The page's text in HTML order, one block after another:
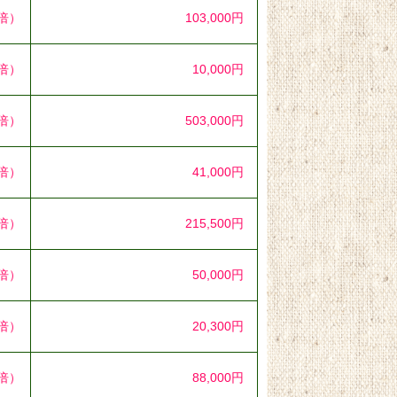
） 103,000円
） 10,000円
） 503,000円
） 41,000円
） 215,500円
） 50,000円
） 20,300円
） 88,000円